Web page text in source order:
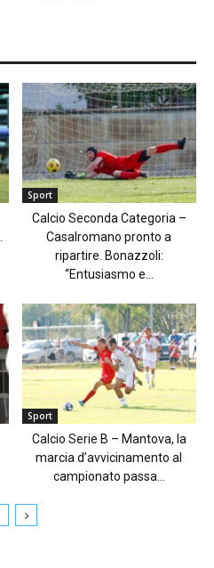
Sport
Calcio Seconda Categoria –
Casalromano pronto a
ripartire. Bonazzoli:
“Entusiasmo e...
Sport
Calcio Serie B – Mantova, la
marcia d’avvicinamento al
campionato passa...